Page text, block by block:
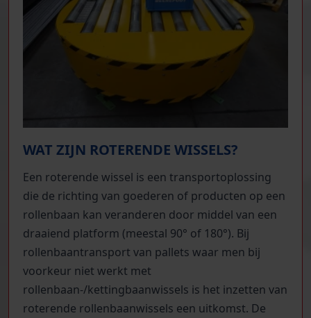
WAT ZIJN ROTERENDE WISSELS?
Een roterende wissel is een transportoplossing
die de richting van goederen of producten op een
rollenbaan kan veranderen door middel van een
draaiend platform (meestal 90° of 180°). Bij
rollenbaantransport van pallets waar men bij
voorkeur niet werkt met
rollenbaan-/kettingbaanwissels is het inzetten van
roterende rollenbaanwissels een uitkomst. De